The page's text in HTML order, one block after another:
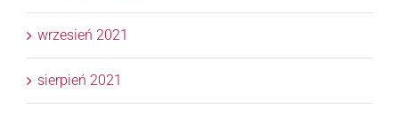
wrzesień 2021
sierpień 2021